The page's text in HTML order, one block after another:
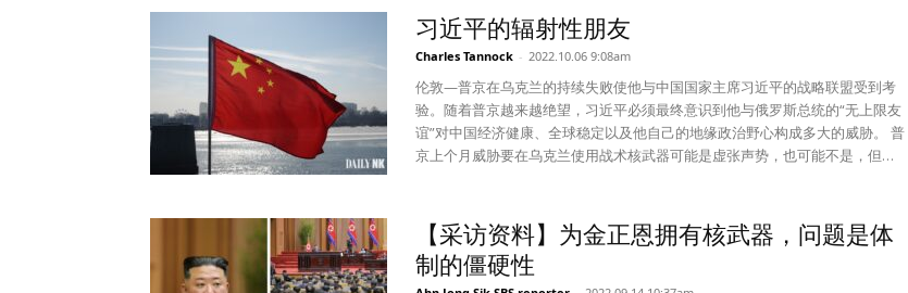
情况下，他们能否避免住房价格的崩溃？ 在这方面即使实现一部分成功也会带
来巨大的回报。房地产行业为中国经济提供了20年的动力，贡献了中国17~29%
的GDP增长，因此该行业的复兴是可以令中国重新走上正增长道路的。 目前还
不清楚习近平的新团队是否有能力制定有效的房地产危机解决方案；毕竟他们
那些经验更为丰富的前任们在这方面也没有建树。但即使他们有这样的能力，
我们也有充分理由去怀疑习近平会否允许改变政策。简而言之，唱衰者被证明
是正确或错误取决于——正如当今中国的几乎所有其他事情一样——最高领导
能保障百年、千年的党的形象与作风，坚定信心开展社会主义、共产主义建
设。……要培养出能担负我党50年，100年，几百年大计的靠得住、信得过、有
能力的党干部和熟练的政治活动家。……”（2022.10.17.金正恩访问党中央干部
学校时的演说） 韩美实施联合空军演习“警戒风暴”（11月2日到4日）、美国中
期选举（11月8日）、G20峰会（11月15日）、APEC首脑会议（11月18日）等
有诸多大型活动的11月期间，朝鲜依然有实施第七次核试验的可能性。可是综
合国内外各种情况来看，也不能排除进行调整的可能性。 实现核政策法制化和
透明。 金正恩的短期计划是“2024年”实现拥核国家，长远计划是“领土完整”。
不管朝鲜会不会实施第七次核试验，但他们会继续走既定的路线，韩国和美国
也一样。因为认为没有名分和原则进行让步是屈服，所以金正恩可能不会关注
强调价值和同盟的尹锡悦-拜登政府。 金正恩姑且会关注如下几点。①强调安保
大挫折的背景下，俄罗斯总统普京威胁要在乌克兰境内或附近使用核武器，以
恐吓乌克兰人，迫使欧洲政府和美国重新考虑对乌克兰的支持。 其他地方的事
态发展也促使我们重新思考核武器的价值。伊拉克和利比亚的政权和领导人在
放弃核武器计划后被赶下台，这可能导致其他人考虑保留或发展核能力的好
处。就朝鲜而言，它仍然安全，因为它不断扩大其核武库。世界同样学会了与
以色列、印度和巴基斯坦的核武库共存。 危险在于，更多人掌握更多核武器会
增加使用一种或多种这些难以想象的破坏性武器的可能性。不能假设威慑和负
行动，可能导致更大的冲突。 鉴于这些风险，最紧迫的任务是确保普京的核武
器威胁不会得到回报，以免开创一个危险的先例。这需要维持西方对乌克兰的
军事和经济支持，以及美国及其盟国定期不断俄罗斯使用核武器的后果，无论
内峰会失败后，金正恩返回平壤，并很快下令全国封锁以逃避 新冠大流行。但
朝鲜的核武器和导弹计划继续快速推进。 金正恩在 2018 年初开始外交外联时
暗示要扩大朝鲜的核能力，并且言出必行。据估计，金正恩的武库现在包括大
约 50 件核武器。此外，在 2020 年试射新型潜射弹道导弹后不久，金正恩在夜
间阅兵式上展示了一种全新的远程导弹，展示其政权的强大武器。次年，国际
原子能机构报告称，朝鲜已重启钚浓缩作业。不久之后，它试射了远程巡航导
弹和一种具有核能力的新型高超音速导弹。 今年迄今为止，朝鲜违反联合国安
图像揭示了其核试验场丰溪里的建设工作，加剧了人们对第七次核试验可能迫
在眉睫的担忧。 金正恩决定使用核武库来恐吓敌人，再加上乌克兰战争导致地
缘政治格局的变化，增加了朝鲜重新摆出“火与怒”姿态的可能性。该地区稳定和
习近平的辐射性朋友
Charles Tannock - 2022.10.06 9:08am
伦敦—普京在乌克兰的持续失败使他与中国国家主席习近平的战略联盟受到考
验。随着普京越来越绝望，习近平必须最终意识到他与俄罗斯总统的“无上限友
谊”对中国经济健康、全球稳定以及他自己的地缘政治野心构成多大的威胁。 普
京上个月威胁要在乌克兰使用战术核武器可能是虚张声势，也可能不是，但习
被占领的乌克兰卢甘斯克、顿涅茨克、赫尔松和扎波罗热等地区，为此类袭击
提供了借口。 预计习近平将在本月晚些时候的中国共产党第 20 次全国代表大会
上取得史无前例的连续第三个中国领导人任期，现在他必须将注意力转向防止
【采访资料】为金正恩拥有核武器，问题是体
制的僵硬性